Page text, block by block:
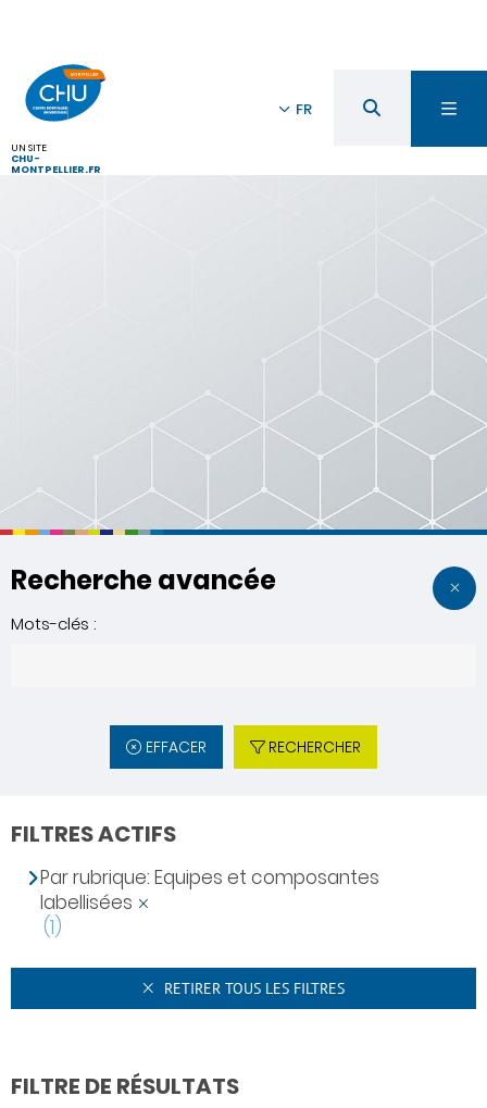
UN SITE
CHU-
MONTPELLIER.FR
FR
Recherche avancée
Mots-clés :
EFFACER RECHERCHER
FILTRES ACTIFS
Par rubrique: Equipes et composantes
labellisées
(1)
RETIRER TOUS LES FILTRES
FILTRE DE RÉSULTATS